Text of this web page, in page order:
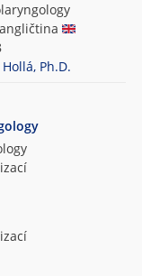
angličtina
Ph.D.